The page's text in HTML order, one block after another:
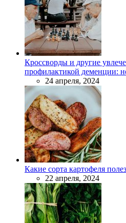
Кроссворды и другие
профилактикой деменции:
24 апреля, 2024
Какие сорта картофеля
22 апреля, 2024